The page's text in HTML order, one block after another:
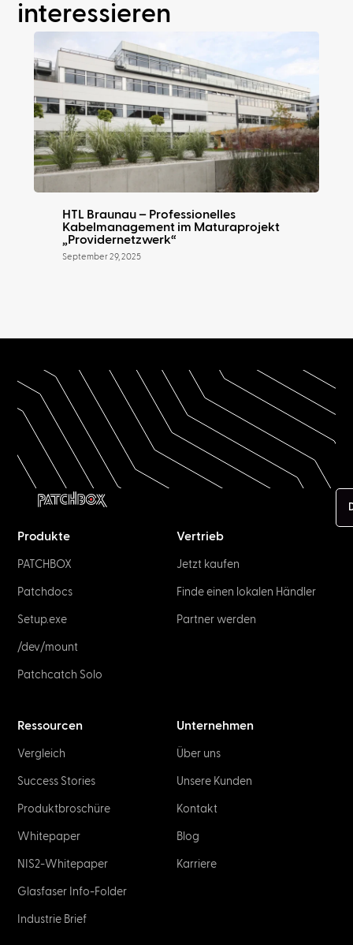
interessieren
HTL Braunau – Professionelles
Kabelmanagement im Maturaprojekt
„Providernetzwerk“
September 29, 2025
Produkte
PATCHBOX
Patchdocs
Setup.exe
/dev/mount
Patchcatch Solo
Vertrieb
Jetzt kaufen
Finde einen lokalen Händler
Partner werden
Ressourcen
Vergleich
Success Stories
Produkt­broschüre
Whitepaper
NIS2-Whitepaper
Glasfaser Info-Folder
Industrie Brief
Unternehmen
Über uns
Unsere Kunden
Kontakt
Blog
Karriere